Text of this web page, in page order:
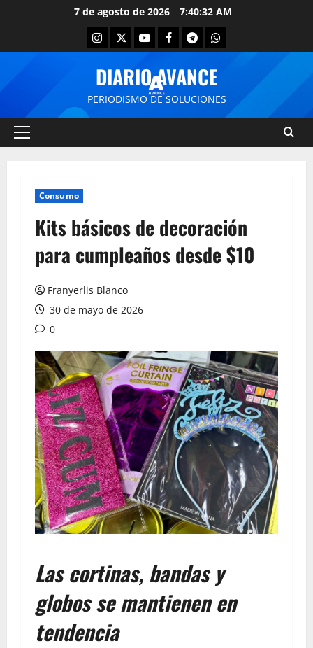
7 de agosto de 2026 7:40:32 AM
DIARIO AVANCE
PERIODISMO DE SOLUCIONES
Consumo
Kits básicos de decoración
para cumpleaños desde $10
Franyerlis Blanco
30 de mayo de 2026
0
Las cortinas, bandas y
globos se mantienen en
tendencia